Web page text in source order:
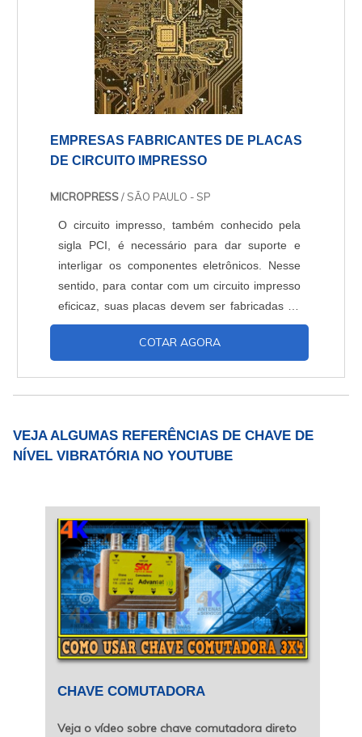
EMPRESAS FABRICANTES DE PLACAS
DE CIRCUITO IMPRESSO
MICROPRESS/ SÃO PAULO - SP
O circuito impresso, também conhecido pela
sigla PCI, é necessário para dar suporte e
interligar os componentes eletrônicos. Nesse
sentido, para contar com um circuito impresso
eficicaz, suas placas devem ser fabricadas de
acordo com cada aplicação, sendo necessário,
portanto, recorrer às empresas fabricantes de
COTAR AGORA
VEJA ALGUMAS REFERÊNCIAS DE CHAVE DE
NÍVEL VIBRATÓRIA NO YOUTUBE
CHAVE COMUTADORA
Veja o vídeo sobre chave comutadora direto